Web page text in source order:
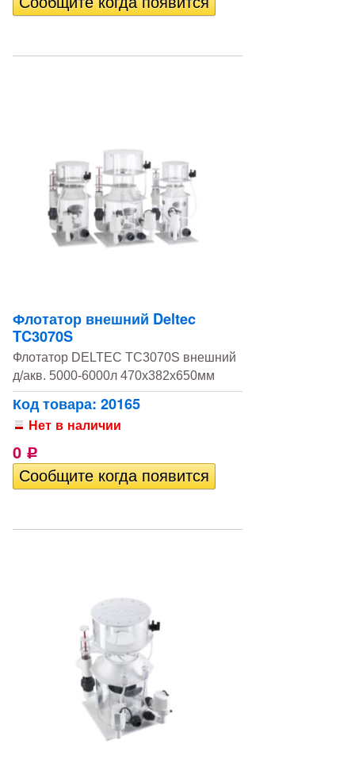
Флотатор внешний Deltec
TC3070S
Флотатор DELTEC TC3070S внешний
д/акв. 5000-6000л 470х382х650мм
Код товара: 20165
Нет в наличии
0 Р